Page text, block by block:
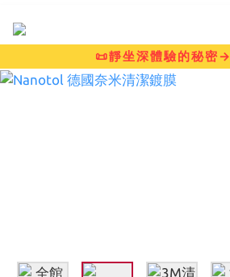
📜靜坐深體驗的秘密→